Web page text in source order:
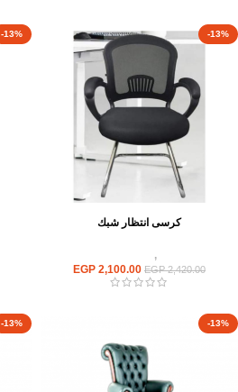
-13%
كرسى انتظار شبك
,
EGP2,420.00
EGP 2,100.00
-13%
-13%
-13%